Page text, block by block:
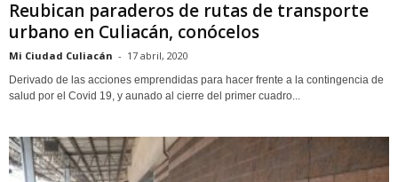
Reubican paraderos de rutas de transporte
urbano en Culiacán, conócelos
Mi Ciudad Culiacán - 17 abril, 2020
Derivado de las acciones emprendidas para hacer frente a la contingencia de
salud por el Covid 19, y aunado al cierre del primer cuadro...